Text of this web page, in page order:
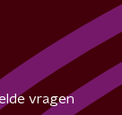
vragen